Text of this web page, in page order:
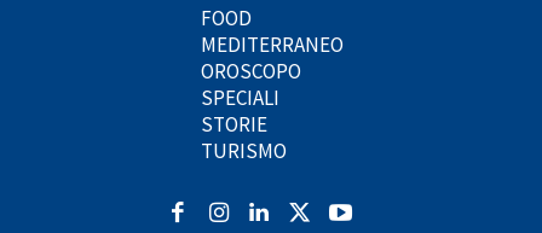
FOOD
MEDITERRANEO
OROSCOPO
SPECIALI
STORIE
TURISMO